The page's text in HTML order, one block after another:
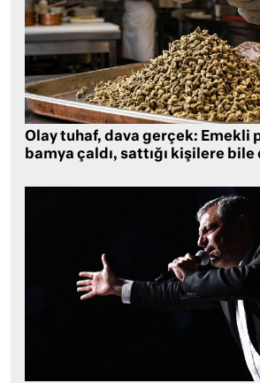
Olay tuhaf, dava gerçek: Emekli
bamya çaldı, sattığı kişilere bile